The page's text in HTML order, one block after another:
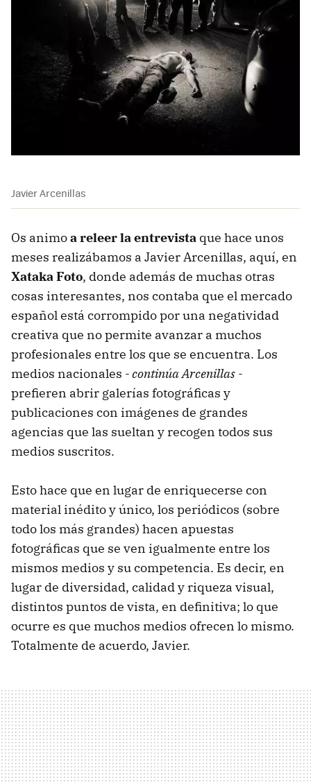
Javier Arcenillas
Os animoa releer la entrevista que hace unos
meses realizábamos a Javier Arcenillas, aquí, en
Xataka Foto, donde además de muchas otras
cosas interesantes, nos contaba que el mercado
español está corrompido por una negatividad
creativa que no permite avanzar a muchos
profesionales entre los que se encuentra. Los
medios nacionales - continúa Arcenillas -
prefieren abrir galerías fotográficas y
publicaciones con imágenes de grandes
agencias que las sueltan y recogen todos sus
medios suscritos.
Esto hace que en lugar de enriquecerse con
material inédito y único, los periódicos (sobre
todo los más grandes) hacen apuestas
fotográficas que se ven igualmente entre los
mismos medios y su competencia. Es decir, en
lugar de diversidad, calidad y riqueza visual,
distintos puntos de vista, en definitiva; lo que
ocurre es que muchos medios ofrecen lo mismo.
Totalmente de acuerdo, Javier.